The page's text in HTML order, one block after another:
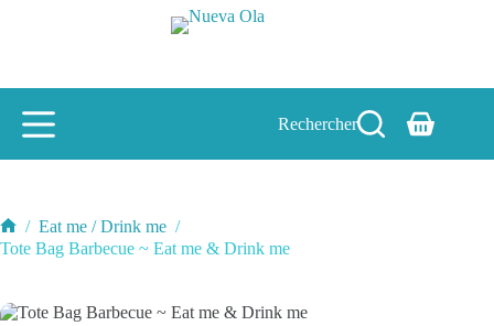
Rechercher
Panier
Accueil
/ Eat me / Drink me /
Tote Bag Barbecue ~ Eat me & Drink me